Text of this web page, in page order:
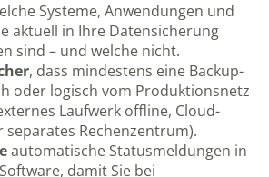
Systeme, Anwendungen und
aktuell in Ihre Datensicherung
sind – und welche nicht.
, dass mindestens eine Backup-
oder logisch vom Produktionsnetz
Laufwerk offline, Cloud-
separates Rechenzentrum).
automatische Statusmeldungen in
damit Sie bei